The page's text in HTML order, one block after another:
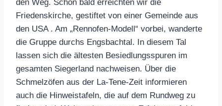
den Weg. Schon bald erreichten wir die
Friedenskirche, gestiftet von einer Gemeinde aus
den USA . Am „Rennofen-Modell“ vorbei, wanderte
die Gruppe durchs Engsbachtal. In diesem Tal
lassen sich die ältesten Besiedlungsspuren im
gesamten Siegerland nachweisen. Über die
Schmelzöfen aus der La-Tene-Zeit informieren
auch die Hinweistafeln, die auf dem Rundweg zu